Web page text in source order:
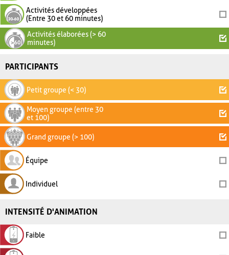
Activités développées
(Entre 30 et 60 minutes)
Activités élaborées (> 60
minutes)
PARTICIPANTS
Petit groupe (< 30)
Moyen groupe (entre 30
et 100)
Grand groupe (> 100)
Équipe
Individuel
INTENSITÉ D'ANIMATION
Faible